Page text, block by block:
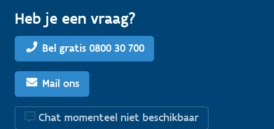
Heb je een vraag?
Bel gratis 0800 30 700
Mail ons
Chat momenteel niet beschikbaar